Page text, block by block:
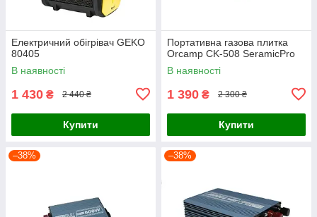
Електричний обігрівач GEKO
80405
В наявності
1 430 ₴ 2 440 ₴
Купити
Портативна газова плитка
Orcamp CK-508 SeramicPro
В наявності
1 390 ₴ 2 300 ₴
Купити
–38% –38%